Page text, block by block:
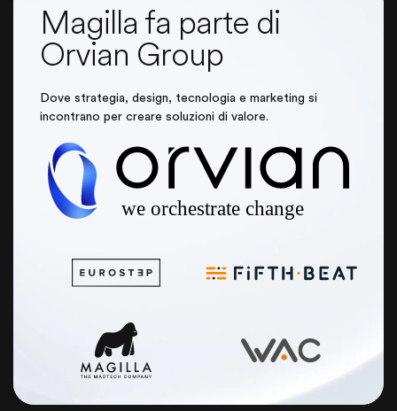
Magilla fa parte di
Orvian Group
Dove strategia, design, tecnologia e marketing si
incontrano per creare soluzioni di valore.